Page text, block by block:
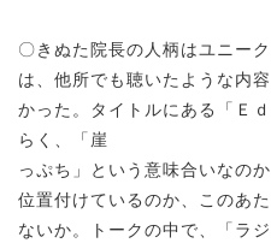
〇きぬた院長の人柄はユニー
は、他所でも聴いたような内
かった。タイトルにある「Ｅ
らく、「崖
っぷち」という意味合いなの
位置付けているのか、このあ
ないか。トークの中で、「ラ